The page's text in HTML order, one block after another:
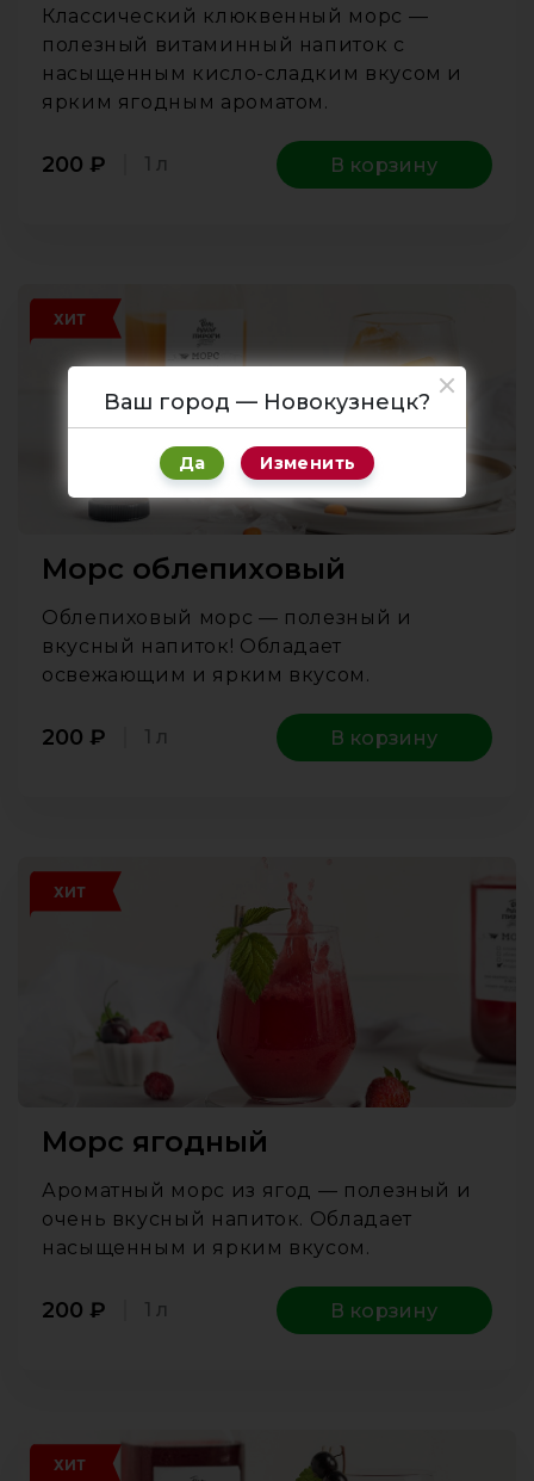
Классический клюквенный морс —
полезный витаминный напиток с
насыщенным кисло-сладким вкусом и
ярким ягодным ароматом.
200 ₽ 1 л В корзину
ХИТ
Морс облепиховый
Облепиховый морс — полезный и
вкусный напиток! Обладает
освежающим и ярким вкусом.
200 ₽ 1 л В корзину
ХИТ
Морс ягодный
Ароматный морс из ягод — полезный и
очень вкусный напиток. Обладает
насыщенным и ярким вкусом.
200 ₽ 1 л В корзину
ХИТ
Ваш город — Новокузнецк?
Да Изменить